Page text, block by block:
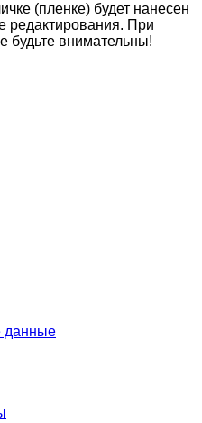
(пленке) будет нанесен
редактирования. При
будьте внимательны!
данные